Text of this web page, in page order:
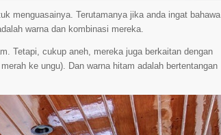
menguasainya. Terutamanya jika anda ingat bahawa
warna dan kombinasi mereka.
Tetapi, cukup aneh, mereka juga berkaitan dengan
ke ungu). Dan warna hitam adalah bertentangan